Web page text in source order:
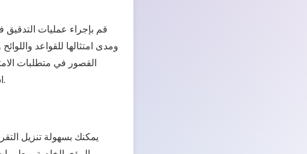
قم بإجراء عمليات التدقيق
ومدى امتثالها للقواعد
القصور في متطلبات
استخدامك لبرنامج تدقيق الامتثال، قم بتوثيق البيانات بعناية بعد قيامك بجمع البيانات.